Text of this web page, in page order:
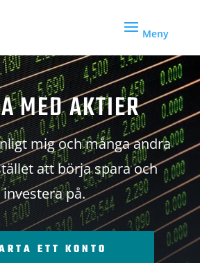
MED AKTIER
mig och många andra
att börja spara och
investera på.
ETT KONTO